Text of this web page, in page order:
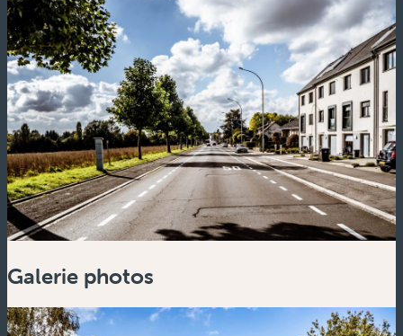
Galerie photos